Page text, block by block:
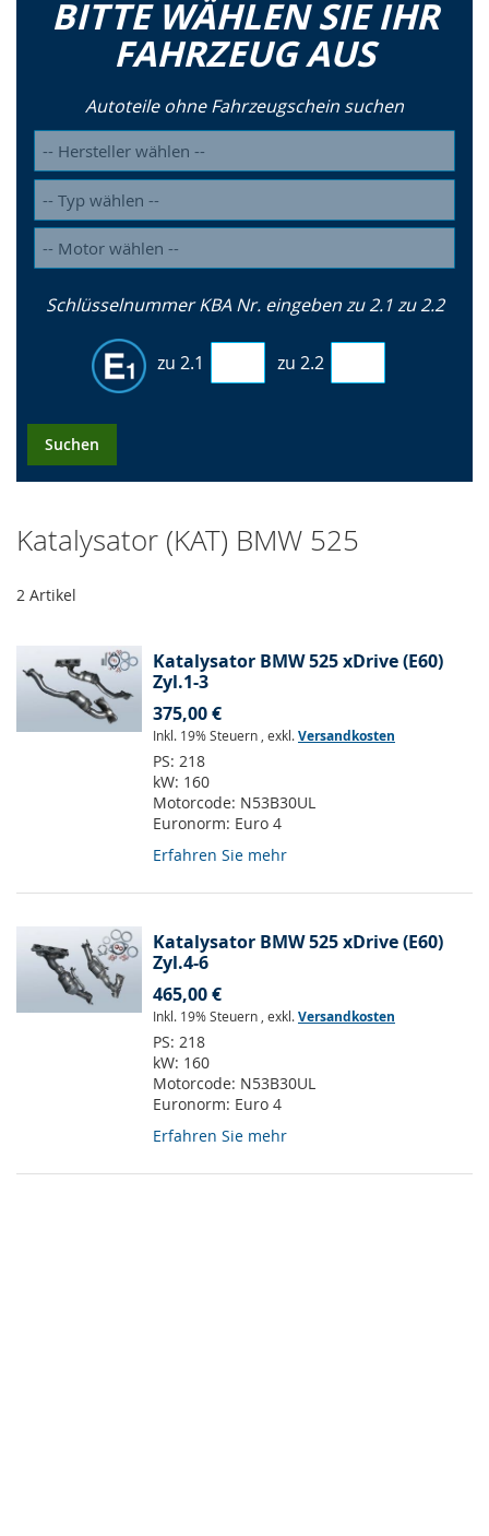
BITTE WÄHLEN SIE IHR
FAHRZEUG AUS
Autoteile ohne Fahrzeugschein suchen
Schlüsselnummer KBA Nr. eingeben zu 2.1 zu 2.2
zu 2.1 zu 2.2
Suchen
Katalysator (KAT) BMW 525
2 Artikel
Katalysator BMW 525 xDrive (E60)
Zyl.1-3
375,00 €
Inkl. 19% Steuern , exkl.Versandkosten
PS: 218
kW: 160
Motorcode: N53B30UL
Euronorm: Euro 4
Erfahren Sie mehr
Katalysator BMW 525 xDrive (E60)
Zyl.4-6
465,00 €
Inkl. 19% Steuern , exkl.Versandkosten
PS: 218
kW: 160
Motorcode: N53B30UL
Euronorm: Euro 4
Erfahren Sie mehr